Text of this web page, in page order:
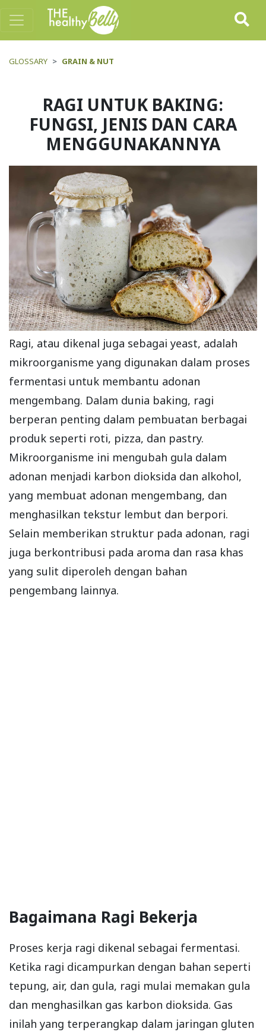
GLOSSARY GRAIN & NUT
RAGI UNTUK BAKING:
FUNGSI, JENIS DAN CARA
MENGGUNAKANNYA
Ragi, atau dikenal juga sebagai yeast, adalah
mikroorganisme yang digunakan dalam proses
fermentasi untuk membantu adonan
mengembang. Dalam dunia baking, ragi
berperan penting dalam pembuatan berbagai
produk seperti roti, pizza, dan pastry.
Mikroorganisme ini mengubah gula dalam
adonan menjadi karbon dioksida dan alkohol,
yang membuat adonan mengembang, dan
menghasilkan tekstur lembut dan berpori.
Selain memberikan struktur pada adonan, ragi
juga berkontribusi pada aroma dan rasa khas
yang sulit diperoleh dengan bahan
pengembang lainnya.
Bagaimana Ragi Bekerja
Proses kerja ragi dikenal sebagai fermentasi.
Ketika ragi dicampurkan dengan bahan seperti
tepung, air, dan gula, ragi mulai memakan gula
dan menghasilkan gas karbon dioksida. Gas
inilah yang terperangkap dalam jaringan gluten